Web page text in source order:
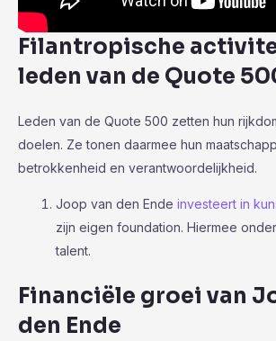
Filantropische
leden van de Quote
Leden van de Quote 500 zetten hun
doelen. Ze tonen daarmee hun
betrokkenheid en verantwoordelijkheid.
Joop van den Ende investeert in
zijn eigen foundation. Hiermee
talent.
Financiële groei van
den Ende